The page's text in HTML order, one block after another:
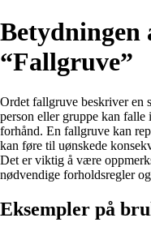
Betydningen
“Fallgruve”
Ordet fallgruve beskriver en
person eller gruppe kan
forhånd. En fallgruve kan
kan føre til uønskede
Det er viktig å være
nødvendige forholdsregler
Eksempler på